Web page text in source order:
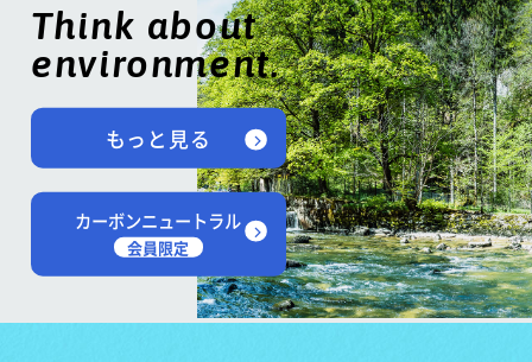
Think about
environment.
もっと見る
カーボンニュートラル
会員限定